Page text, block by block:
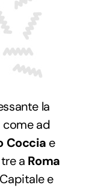
la
ad
Coccia e
a Roma
e